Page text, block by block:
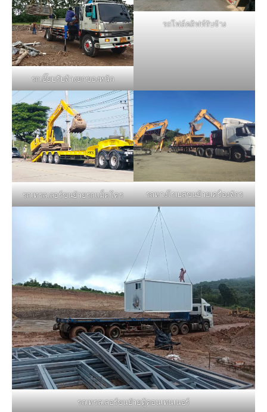
รถเฮี๊ยบรับจ้างยกของหนัก
รถโฟล์คลิฟท์รับจ้าง
รถเทรลเลอร์ขนย้ายรถแม็คโคร รถหางโรเบสขนย้ายเครื่องจักร
รถเทรลเลอร์ขนย้ายตู้คอนเทนเนอร์